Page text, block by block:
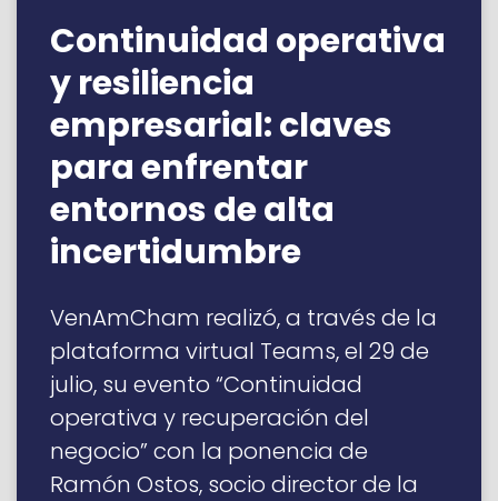
Continuidad operativa
y resiliencia
empresarial: claves
para enfrentar
entornos de alta
incertidumbre
VenAmCham realizó, a través de la
plataforma virtual Teams, el 29 de
julio, su evento “Continuidad
operativa y recuperación del
negocio” con la ponencia de
Ramón Ostos, socio director de la